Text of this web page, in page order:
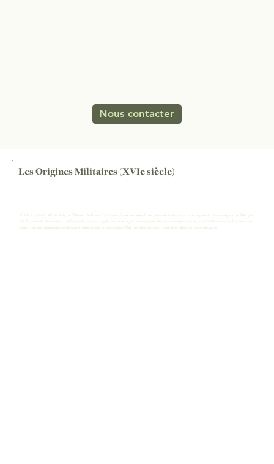
Nous contacter
Les Origines Militaires (XVIe siècle)
Édifié à la fin du XVIe siècle, le Château de Braux fut d'abord une demeure forte destinée à abriter la compagnie de chevau-légers de Philippe
de Thomassin. Sa mission : défendre le pouvoir royal dans une région stratégique. Ses douves imposantes, ses fortifications de brique et sa
pierre calcaire champenoise (la gaize) témoignent encore aujourd'hui de cette vocation première, alliant force et élégance